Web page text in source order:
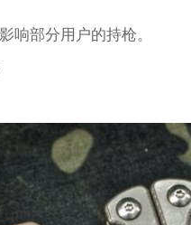
响部分用户的持枪。